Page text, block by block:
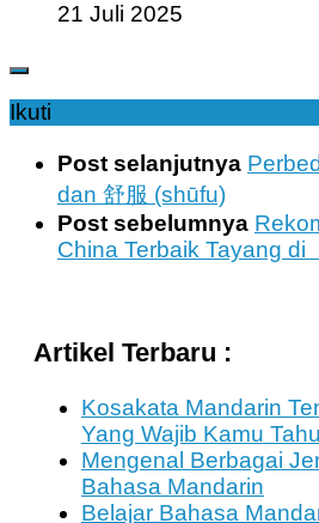
21 Juli 2025
Ikuti
Post selanjutnya
dan 舒服 (shūfu)
Post sebelumnya
China Terbaik Tayang di
Artikel Terbaru :
Kosakata Mandarin
Yang Wajib Kamu Tahu
Mengenal Berbagai
Bahasa Mandarin
Belajar Bahasa